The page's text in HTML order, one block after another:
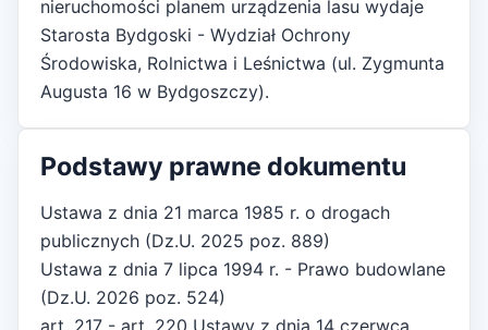
nieruchomości planem urządzenia lasu wydaje
Starosta Bydgoski - Wydział Ochrony
Środowiska, Rolnictwa i Leśnictwa (ul. Zygmunta
Augusta 16 w Bydgoszczy).
Podstawy prawne dokumentu
Ustawa z dnia 21 marca 1985 r. o drogach
publicznych (Dz.U. 2025 poz. 889)
Ustawa z dnia 7 lipca 1994 r. - Prawo budowlane
(Dz.U. 2026 poz. 524)
art. 217 - art. 220 Ustawy z dnia 14 czerwca